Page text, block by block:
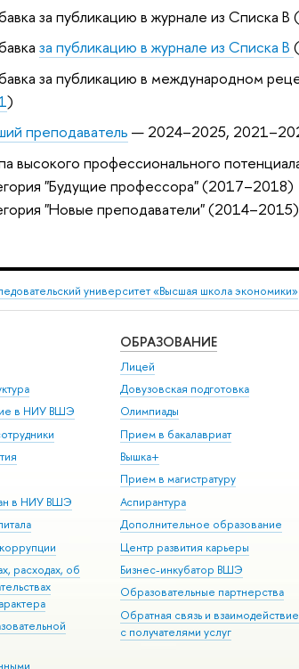
за публикацию в журнале из Списка B (
за публикацию в журнале из Списка B
за публикацию в международном
)
преподаватель — 2024–2025,
высокого профессионального
"Будущие профессора" (2017–2018)
"Новые преподаватели" (2014–2015)
университет «Высшая школа экономики»
в НИУ ВШЭ
в НИУ ВШЭ
расходах, об
ОБРАЗОВАНИЕ
Лицей
Довузовская подготовка
Олимпиады
Прием в бакалавриат
Вышка+
Прием в магистратуру
Аспирантура
Дополнительное образование
Центр развития карьеры
Бизнес-инкубатор ВШЭ
Образовательные партнерства
Обратная связь и взаимодействие
с получателями услуг